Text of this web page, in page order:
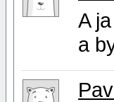
A
a